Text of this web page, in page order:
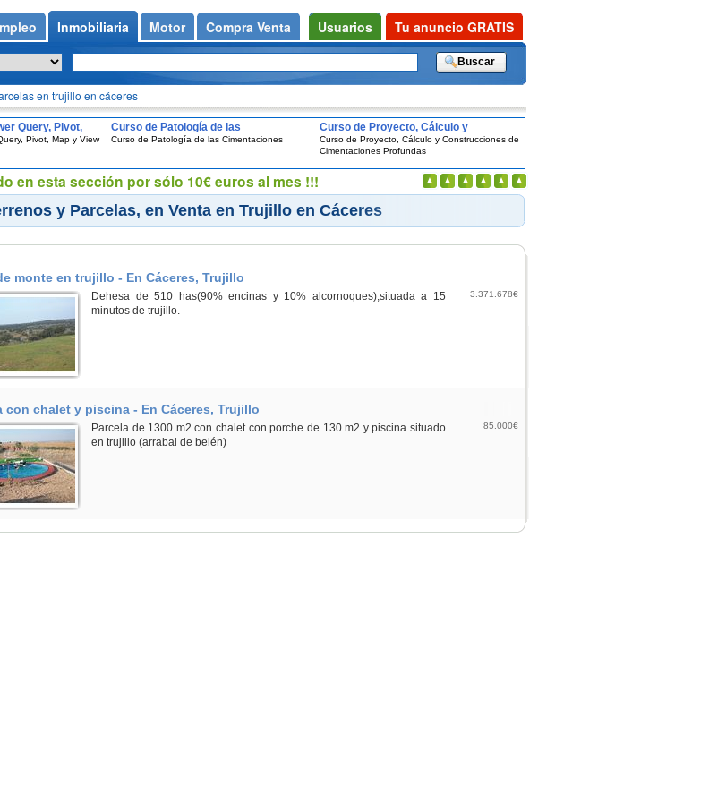
en trujillo en cáceres
Query, Pivot,
Pivot, Map y View
Curso de Patología de las
Cimentaciones
Curso de Patología de las Cimentaciones
Curso de Proyecto, Cálculo y
Construcciones de Cimentaciones
Profundas
Curso de Proyecto, Cálculo y Construcciones de
Cimentaciones Profundas
y Parcelas, en Venta en Trujillo en Cáceres
monte en trujillo - En Cáceres, Trujillo
Dehesa de 510 has(90% encinas y 10% alcornoques),situada a 15
minutos de trujillo.
3.371.678€
con chalet y piscina - En Cáceres, Trujillo
Parcela de 1300 m2 con chalet con porche de 130 m2 y piscina situado
en trujillo (arrabal de belén)
85.000€
Inmobiliaria Motor Compra Venta Usuarios Tu anuncio GRATIS
en esta sección por sólo 10€ euros al mes !!!